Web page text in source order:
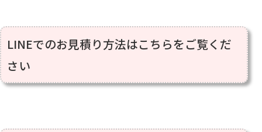
LINEでのお見積り方法はこちらをご覧くだ
さい